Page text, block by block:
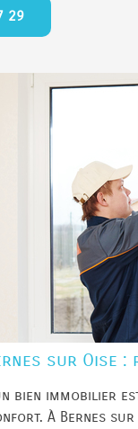
29
sur Oise :
bien immobilier
À Bernes sur